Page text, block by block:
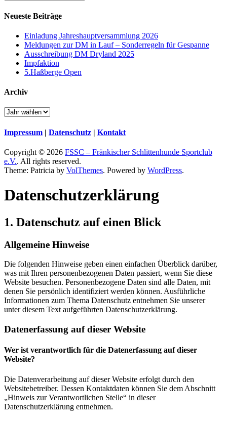
Neueste Beiträge
Einladung Jahreshauptversammlung 2026
Meldungen zur DM in Lauf – Sonderregeln für Gespanne
Ausschreibung DM Dryland 2025
Impfaktion
5.Haßberge Open
Archiv
Impressum | Datenschutz | Kontakt
Copyright © 2026 FSSC – Fränkischer Schlittenhunde Sportclub
e.V.. All rights reserved.
Theme: Patricia by VolThemes. Powered by WordPress.
Datenschutz­erklärung
1. Datenschutz auf einen Blick
Allgemeine Hinweise
Die folgenden Hinweise geben einen einfachen Überblick darüber,
was mit Ihren personenbezogenen Daten passiert, wenn Sie diese
Website besuchen. Personenbezogene Daten sind alle Daten, mit
denen Sie persönlich identifiziert werden können. Ausführliche
Informationen zum Thema Datenschutz entnehmen Sie unserer
unter diesem Text aufgeführten Datenschutzerklärung.
Datenerfassung auf dieser Website
Wer ist verantwortlich für die Datenerfassung auf dieser
Website?
Die Datenverarbeitung auf dieser Website erfolgt durch den
Websitebetreiber. Dessen Kontaktdaten können Sie dem Abschnitt
„Hinweis zur Verantwortlichen Stelle“ in dieser
Datenschutzerklärung entnehmen.